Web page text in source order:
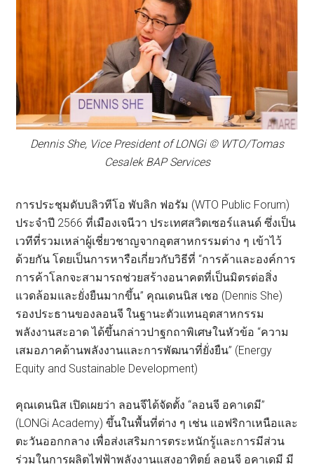
Dennis She, Vice President of LONGi © WTO/Tomas
Cesalek BAP Services
การประชุมดับบลิวทีโอ พับลิก ฟอรัม (WTO Public Forum)
ประจำปี 2566 ที่เมืองเจนีวา ประเทศสวิตเซอร์แลนด์ ซึ่งเป็น
เวทีที่รวมเหล่าผู้เชี่ยวชาญจากอุตสาหกรรมต่าง ๆ เข้าไว้
ด้วยกัน โดยเป็นการหารือเกี่ยวกับวิธีที่ “การค้าและองค์การ
การค้าโลกจะสามารถช่วยสร้างอนาคตที่เป็นมิตรต่อสิ่ง
แวดล้อมและยั่งยืนมากขึ้น” คุณเดนนิส เชอ (Dennis She)
รองประธานของลอนจี ในฐานะตัวแทนอุตสาหกรรม
พลังงานสะอาด ได้ขึ้นกล่าวปาฐกถาพิเศษในหัวข้อ “ความ
เสมอภาคด้านพลังงานและการพัฒนาที่ยั่งยืน” (Energy
Equity and Sustainable Development)
คุณเดนนิส เปิดเผยว่า ลอนจีได้จัดตั้ง “ลอนจี อคาเดมี”
(LONGi Academy) ขึ้นในพื้นที่ต่าง ๆ เช่น แอฟริกาเหนือและ
ตะวันออกกลาง เพื่อส่งเสริมการตระหนักรู้และการมีส่วน
ร่วมในการผลิตไฟฟ้าพลังงานแสงอาทิตย์ ลอนจี อคาเดมี มี